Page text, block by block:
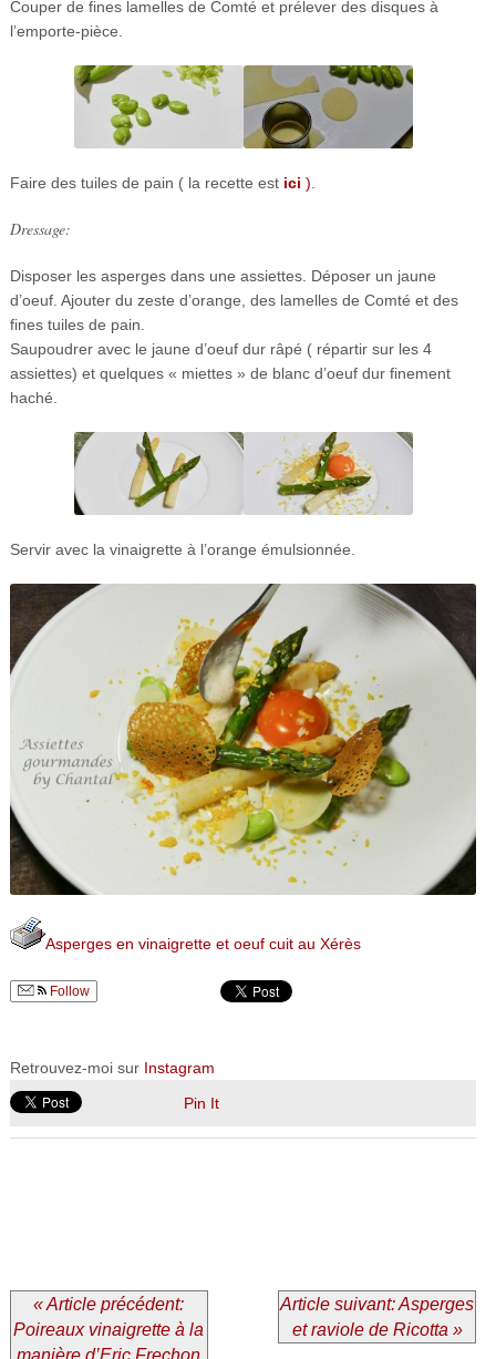
Couper de fines lamelles de Comté et prélever des disques à
l’emporte-pièce.
Faire des tuiles de pain ( la recette est ici )
Dressage:
Disposer les asperges dans une assiettes. Déposer un jaune
d’oeuf. Ajouter du zeste d’orange, des lamelles de Comté et des
fines tuiles de pain.
Saupoudrer avec le jaune d’oeuf dur râpé ( répartir sur les 4
assiettes) et quelques « miettes » de blanc d’oeuf dur finement
haché.
Servir avec la vinaigrette à l’orange émulsionnée.
Asperges en vinaigrette et oeuf cuit au Xérès
Follow
Retrouvez-moi sur Instagram
Pin It
« Article précédent:
Poireaux vinaigrette à la
manière d’Eric Frechon
Article suivant: Asperges
et raviole de Ricotta »